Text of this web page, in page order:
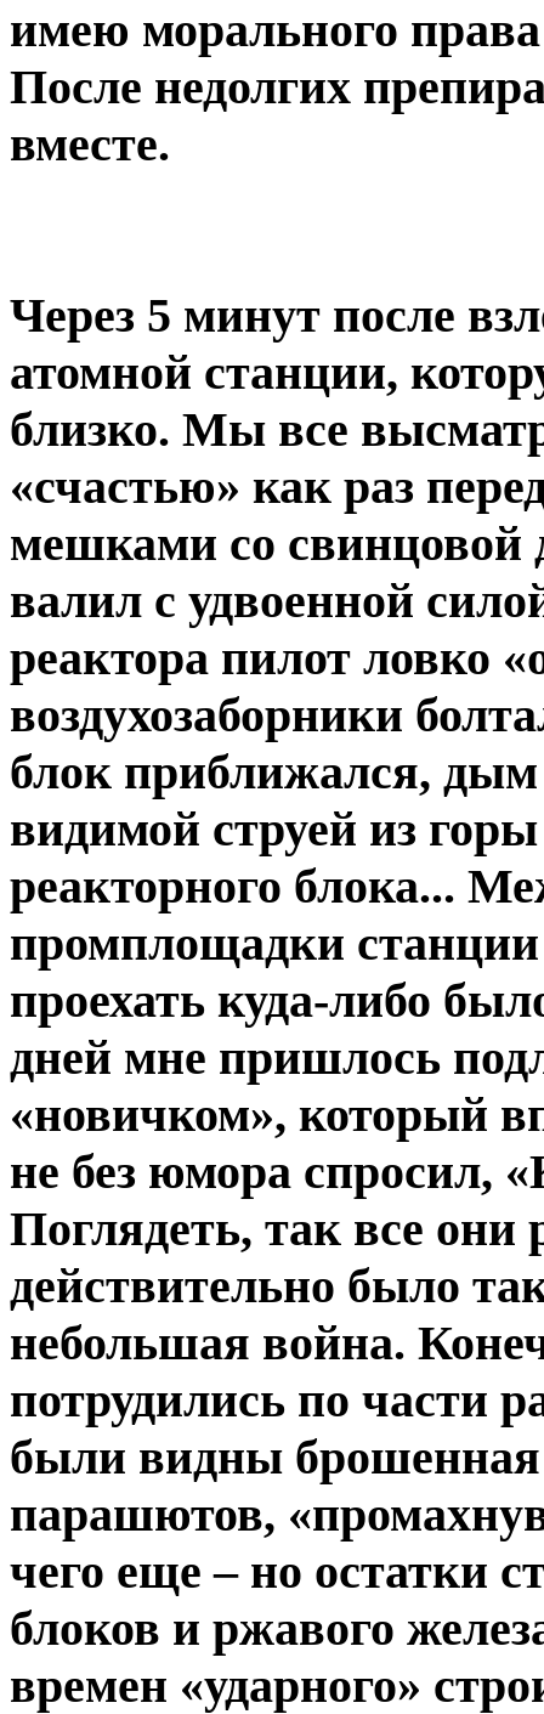
имею морального права
После недолгих
вместе.
Через 5 минут после
атомной станции,
близко. Мы все
«счастью» как раз
мешками со свинцовой
валил с удвоенной
реактора пилот ловко
воздухозаборники
блок приближался,
видимой струей из
реакторного блока...
промплощадки станции
проехать куда-либо
дней мне пришлось
«новичком», который
не без юмора спросил,
Поглядеть, так все они
действительно было
небольшая война.
потрудились по части
были видны
парашютов,
чего еще – но остатки
блоков и ржавого
времен «ударного»